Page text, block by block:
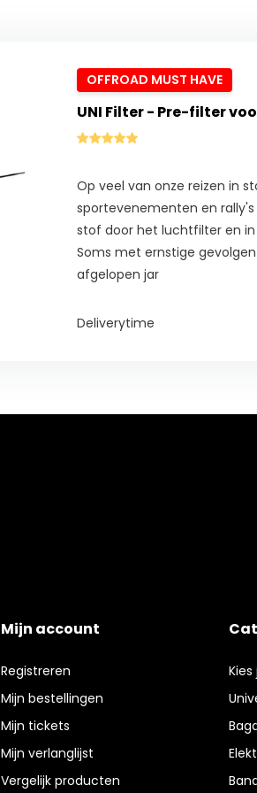
OFFROAD MUST HAVE
UNI Filter - Pre-filter
Op veel van onze reizen in
sportevenementen en
stof door het luchtfilter en
Soms met ernstige
afgelopen jar
Deliverytime
Mijn account
Registreren
Mijn bestellingen
Mijn tickets
Mijn verlanglijst
Vergelijk producten